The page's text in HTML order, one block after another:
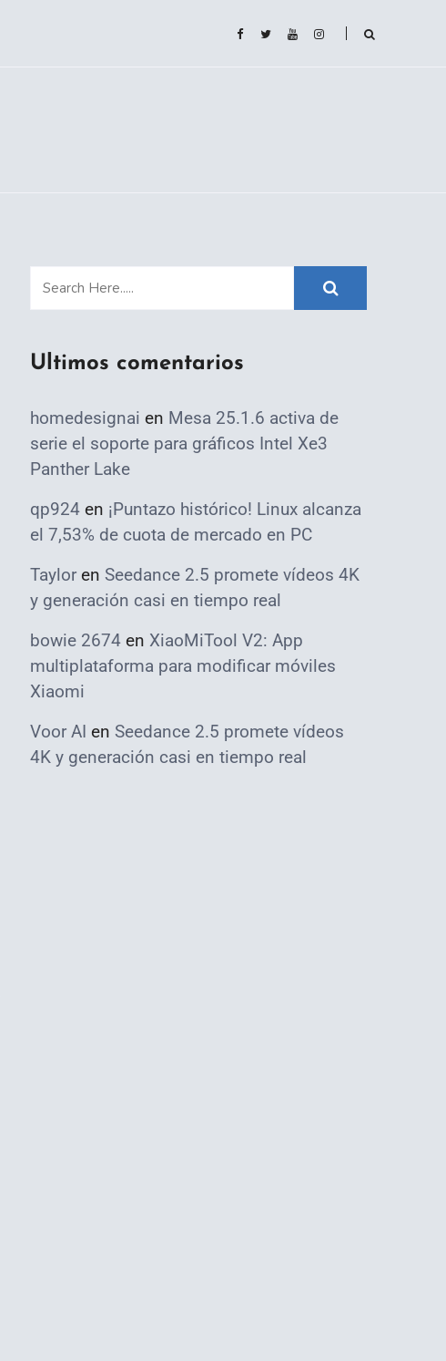
Ultimos comentarios
homedesignai en Mesa 25.1.6 activa de
serie el soporte para gráficos Intel Xe3
Panther Lake
qp924 en ¡Puntazo histórico! Linux alcanza
el 7,53% de cuota de mercado en PC
Taylor en Seedance 2.5 promete vídeos 4K
y generación casi en tiempo real
bowie 2674 en XiaoMiTool V2: App
multiplataforma para modificar móviles
Xiaomi
Voor AI en Seedance 2.5 promete vídeos
4K y generación casi en tiempo real